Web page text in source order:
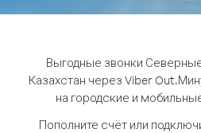
Выгодные звонки
Казахстан через Viber Out.
на городские и
Пополните счёт или